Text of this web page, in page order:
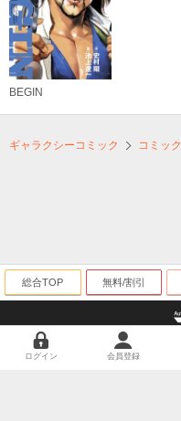
BEGIN
ギャラクシーコミック コミック
総合TOP 無料/割引
ログイン 会員登録